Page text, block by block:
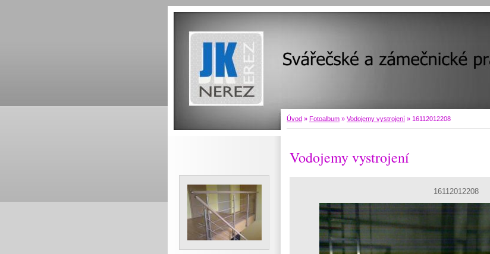
Úvod » Fotoalbum » Vodojemy vystrojení » 16112012208
Vodojemy vystrojení
16112012208